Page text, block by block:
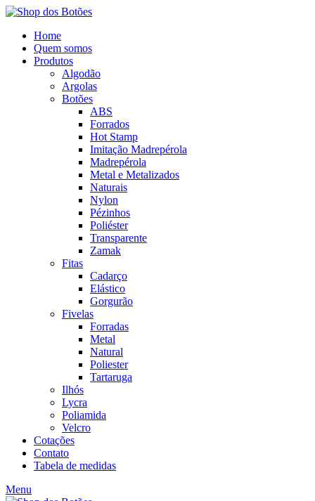
Home
Quem somos
Produtos
Algodão
Argolas
Botões
ABS
Forrados
Hot Stamp
Imitação Madrepérola
Madrepérola
Metal e Metalizados
Naturais
Nylon
Pézinhos
Poliéster
Transparente
Zamak
Fitas
Cadarço
Elástico
Gorgurão
Fivelas
Forradas
Metal
Natural
Poliester
Tartaruga
Ilhós
Lycra
Poliamida
Velcro
Cotações
Contato
Tabela de medidas
Menu